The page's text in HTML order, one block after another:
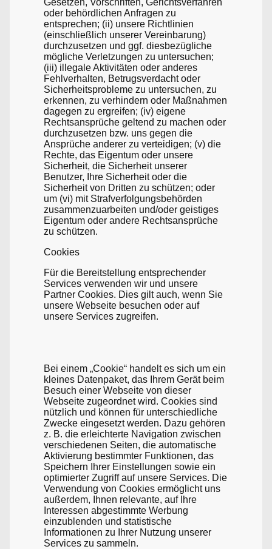
oder behördlichen Anfragen zu
entsprechen; (ii) unsere Richtlinien
(einschließlich unserer Vereinbarung)
durchzusetzen und ggf. diesbezügliche
mögliche Verletzungen zu untersuchen;
(iii) illegale Aktivitäten oder anderes
Fehlverhalten, Betrugsverdacht oder
Sicherheitsprobleme zu untersuchen, zu
erkennen, zu verhindern oder Maßnahmen
dagegen zu ergreifen; (iv) eigene
Rechtsansprüche geltend zu machen oder
durchzusetzen bzw. uns gegen die
Ansprüche anderer zu verteidigen; (v) die
Rechte, das Eigentum oder unsere
Sicherheit, die Sicherheit unserer
Benutzer, Ihre Sicherheit oder die
Sicherheit von Dritten zu schützen; oder
um (vi) mit Strafverfolgungsbehörden
zusammenzuarbeiten und/oder geistiges
Eigentum oder andere Rechtsansprüche
zu schützen.
Cookies
Für die Bereitstellung entsprechender
Services verwenden wir und unsere
Partner Cookies. Dies gilt auch, wenn Sie
unsere Webseite besuchen oder auf
unsere Services zugreifen.
Bei einem „Cookie“ handelt es sich um ein
kleines Datenpaket, das Ihrem Gerät beim
Besuch einer Webseite von dieser
Webseite zugeordnet wird. Cookies sind
nützlich und können für unterschiedliche
Zwecke eingesetzt werden. Dazu gehören
z. B. die erleichterte Navigation zwischen
verschiedenen Seiten, die automatische
Aktivierung bestimmter Funktionen, das
Speichern Ihrer Einstellungen sowie ein
optimierter Zugriff auf unsere Services. Die
Verwendung von Cookies ermöglicht uns
außerdem, Ihnen relevante, auf Ihre
Interessen abgestimmte Werbung
einzublenden und statistische
Informationen zu Ihrer Nutzung unserer
Services zu sammeln.